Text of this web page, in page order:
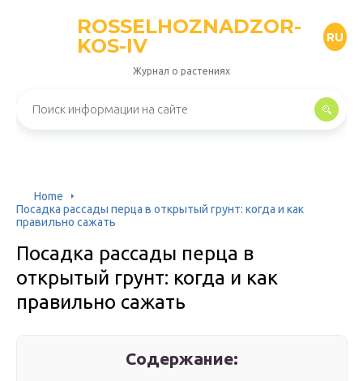
ROSSELHOZNADZOR-
KOS-IV
RU
Журнал о растениях
Home
Посадка рассады перца в открытый грунт: когда и как
правильно сажать
Посадка рассады перца в
открытый грунт: когда и как
правильно сажать
Содержание: